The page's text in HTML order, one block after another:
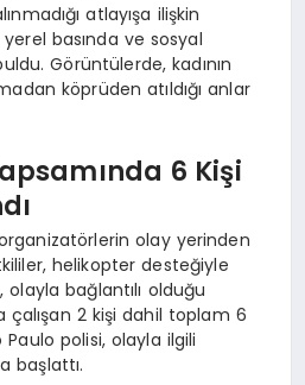
atlayışa ilişkin
basında ve sosyal
Görüntülerde, kadının
köprüden atıldığı anlar
6 Kişi
organizatörlerin olay yerinden
helikopter desteğiyle
olayla bağlantılı olduğu
2 kişi dahil toplam 6
Paulo polisi, olayla ilgili
başlattı.